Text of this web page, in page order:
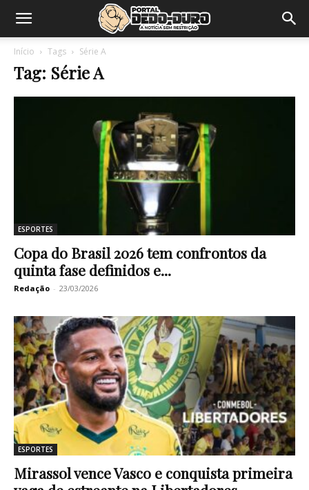
Início Tags Série A
Tag: Série A
ESPORTES
Copa do Brasil 2026 tem confrontos da
quinta fase definidos e...
Redação - 23/03/2026
ESPORTES
Mirassol vence Vasco e conquista primeira